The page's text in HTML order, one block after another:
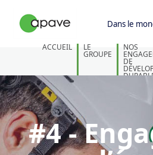
Dans le
ACCUEIL LE
GROUPE
NOS
DE
#4 -